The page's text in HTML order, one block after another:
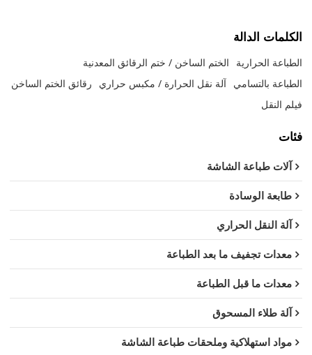
الكلمات الدالة
الطباعة الحرارية
الختم الساخن / ختم الرقائق المعدنية
الطباعة بالتسامي
آلة نقل الحرارة / مكبس حراري
رقائق الختم الساخن
فيلم النقل
فئات
آلات طباعة الشاشة
طابعة الوسادة
آلة النقل الحراري
معدات تجفيف ما بعد الطباعة
معدات ما قبل الطباعة
آلة طلاء المسحوق
مواد استهلاكية وملحقات طباعة الشاشة